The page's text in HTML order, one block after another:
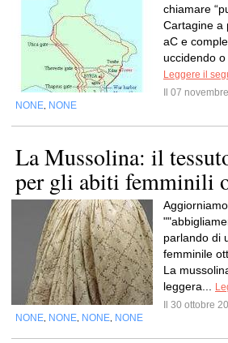
chiamare
Cartagine a
aC e
uccidendo o
Leggere il
Il 07
NONE NONE
La Mussolina: il
per gli abiti femminili
parlando di
femminile
La
leggera...
Il 30 ottobre
NONE NONE NONE NONE